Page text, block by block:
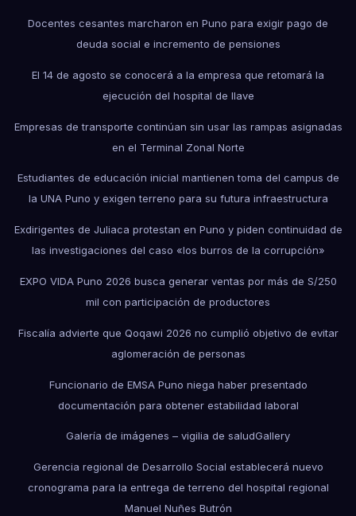
Docentes cesantes marcharon en Puno para exigir pago de
deuda social e incremento de pensiones
El 14 de agosto se conocerá a la empresa que retomará la
ejecución del hospital de Ilave
Empresas de transporte continúan sin usar las rampas asignadas
en el Terminal Zonal Norte
Estudiantes de educación inicial mantienen toma del campus de
la UNA Puno y exigen terreno para su futura infraestructura
Exdirigentes de Juliaca protestan en Puno y piden continuidad de
las investigaciones del caso «los burros de la corrupción»
EXPO VIDA Puno 2026 busca generar ventas por más de S/250
mil con participación de productores
Fiscalía advierte que Qoqawi 2026 no cumplió objetivo de evitar
aglomeración de personas
Funcionario de EMSA Puno niega haber presentado
documentación para obtener estabilidad laboral
Galería de imágenes – vigilia de saludGallery
Gerencia regional de Desarrollo Social establecerá nuevo
cronograma para la entrega de terreno del hospital regional
Manuel Nuñes Butrón